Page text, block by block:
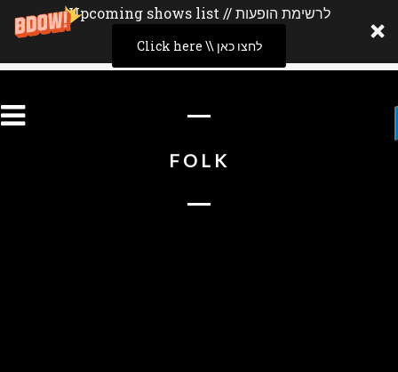
Upcoming shows list // לרשימת הופעות
Click here \\ לחצו כאן
FOLK